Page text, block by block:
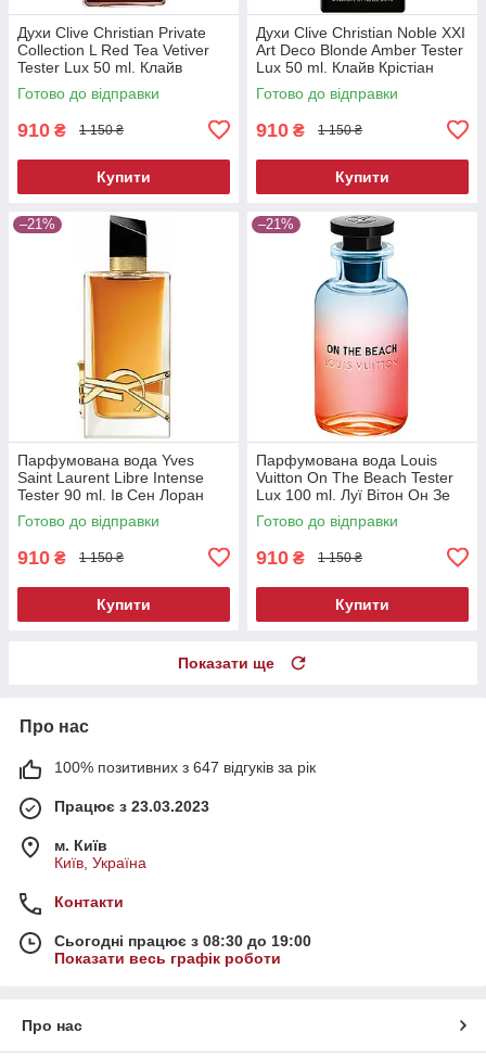
Духи Clive Christian Private
Collection L Red Tea Vetiver
Tester Lux 50 ml. Клайв
Крістіан Ред Ті Ветивер
Тестер Люкс 50 мл.
Готово до відправки
910 ₴ 1 150 ₴
Купити
Духи Clive Christian Noble XXI
Art Deco Blonde Amber Tester
Lux 50 ml. Клайв Крістіан
Блонд Амбер Тестер Люкс 50
мл.
Готово до відправки
910 ₴ 1 150 ₴
Купити
–21%
Парфумована вода Yves
Saint Laurent Libre Intense
Tester 90 ml. Ів Сен Лоран
Лібре Інтенс Тестер 90 мл
Готово до відправки
910 ₴ 1 150 ₴
Купити
–21%
Парфумована вода Louis
Vuitton On The Beach Tester
Lux 100 ml. Луї Вітон Он Зе
Біч Тестер Люкс 100 мл.
Готово до відправки
910 ₴ 1 150 ₴
Купити
Показати ще
Про нас
100% позитивних з 647 відгуків за рік
Працює з 23.03.2023
м. Київ
Київ, Україна
Контакти
Сьогодні працює з 08:30 до 19:00
Показати весь графік роботи
Про нас